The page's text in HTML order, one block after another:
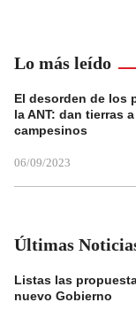
Lo más leído
El desorden de los
la ANT: dan tierras
campesinos
06/09/2023
Últimas
Listas las
nuevo Gobierno